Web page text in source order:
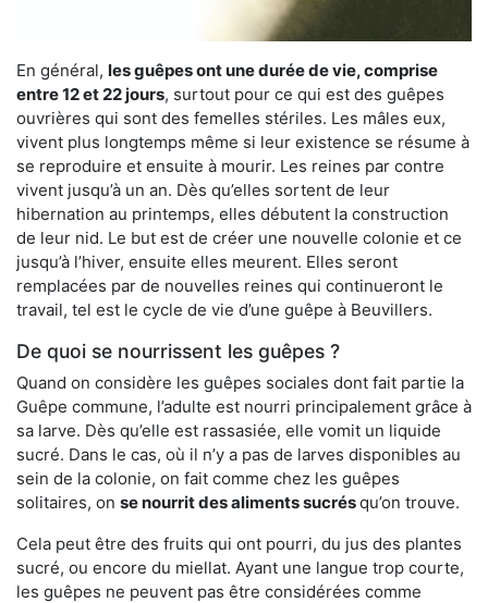
En général, les guêpes ont une durée de vie, comprise
entre 12 et 22 jours, surtout pour ce qui est des guêpes
ouvrières qui sont des femelles stériles. Les mâles eux,
vivent plus longtemps même si leur existence se résume à
se reproduire et ensuite à mourir. Les reines par contre
vivent jusqu’à un an. Dès qu’elles sortent de leur
hibernation au printemps, elles débutent la construction
de leur nid. Le but est de créer une nouvelle colonie et ce
jusqu’à l’hiver, ensuite elles meurent. Elles seront
remplacées par de nouvelles reines qui continueront le
travail, tel est le cycle de vie d’une guêpe à Beuvillers.
De quoi se nourrissent les guêpes ?
Quand on considère les guêpes sociales dont fait partie la
Guêpe commune, l’adulte est nourri principalement grâce à
sa larve. Dès qu’elle est rassasiée, elle vomit un liquide
sucré. Dans le cas, où il n’y a pas de larves disponibles au
sein de la colonie, on fait comme chez les guêpes
solitaires, on se nourrit des aliments sucrésqu’on trouve.
Cela peut être des fruits qui ont pourri, du jus des plantes
sucré, ou encore du miellat. Ayant une langue trop courte,
les guêpes ne peuvent pas être considérées comme